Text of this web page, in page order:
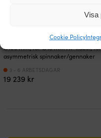
Visa
Cookie Policy
Lintrumma & fallsvirvel Seldén
Ø190 mm, för Ø15 mm AT-kabel, för
asymmetrisk spinnaker/gennaker
19 239 kr
3 - 6 ARBETSDAGAR